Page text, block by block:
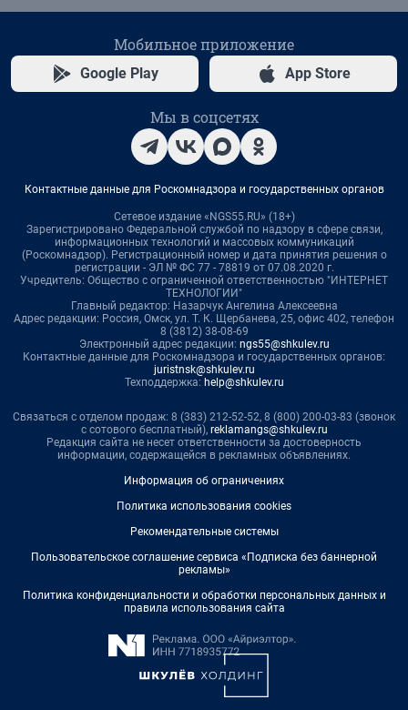
Мобильное приложение
Google Play App Store
Мы в соцсетях
Контактные данные для Роскомнадзора и государственных органов
Сетевое издание «NGS55.RU» (18+)
Зарегистрировано Федеральной службой по надзору в сфере связи,
информационных технологий и массовых коммуникаций
(Роскомнадзор). Регистрационный номер и дата принятия решения о
регистрации - ЭЛ № ФС 77 - 78819 от 07.08.2020 г.
Учредитель: Общество с ограниченной ответственностью "ИНТЕРНЕТ
ТЕХНОЛОГИИ"
Главный редактор: Назарчук Ангелина Алексеевна
Адрес редакции: Россия, Омск, ул. Т. К. Щербанева, 25, офис 402, телефон
8 (3812) 38-08-69
Электронный адрес редакции: ngs55@shkulev.ru
Контактные данные для Роскомнадзора и государственных органов:
juristnsk@shkulev.ru
Техподдержка: help@shkulev.ru
Связаться с отделом продаж: 8 (383) 212-52-52, 8 (800) 200-03-83 (звонок
с сотового бесплатный), reklamangs@shkulev.ru
Редакция сайта не несет ответственности за достоверность
информации, содержащейся в рекламных объявлениях.
Информация об ограничениях
Политика использования cookies
Рекомендательные системы
Пользовательское соглашение сервиса «Подписка без баннерной
рекламы»
Политика конфиденциальности и обработки персональных данных и
правила использования сайта